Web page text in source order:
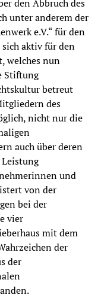
den Abbruch des
unter anderem der
e.V.“ für den
sich aktiv für den
welches nun
Stiftung
betreut
des
nicht nur die
auch über deren
und
von der
bei der
vier
mit dem
der
der